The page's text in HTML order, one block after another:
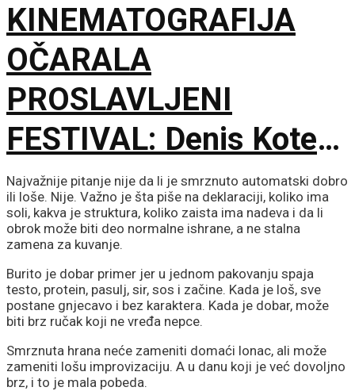
KINEMATOGRAFIJA
OČARALA
PROSLAVLJENI
FESTIVAL: Denis Kote
predstavio novu dramu
na 79. izdanju u
Lokarnu
Najvažnije pitanje nije da li je smrznuto automatski dobro
ili loše. Nije. Važno je šta piše na deklaraciji, koliko ima
soli, kakva je struktura, koliko zaista ima nadeva i da li
obrok može biti deo normalne ishrane, a ne stalna
zamena za kuvanje.
Burito je dobar primer jer u jednom pakovanju spaja
testo, protein, pasulj, sir, sos i začine. Kada je loš, sve
postane gnjecavo i bez karaktera. Kada je dobar, može
biti brz ručak koji ne vređa nepce.
Smrznuta hrana neće zameniti domaći lonac, ali može
zameniti lošu improvizaciju. A u danu koji je već dovoljno
brz, i to je mala pobeda.